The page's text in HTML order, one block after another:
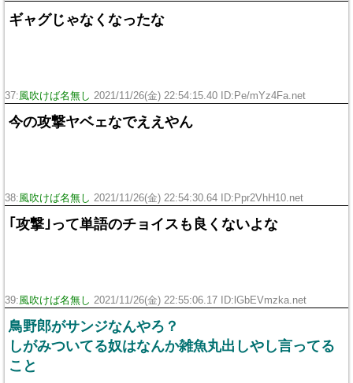
ギャグじゃなくなったな
37:風吹けば名無し 2021/11/26(金) 22:54:15.40 ID:Pe/mYz4Fa.net
今の攻撃ヤベェなでええやん
38:風吹けば名無し 2021/11/26(金) 22:54:30.64 ID:Ppr2VhH10.net
｢攻撃｣って単語のチョイスも良くないよな
39:風吹けば名無し 2021/11/26(金) 22:55:06.17 ID:lGbEVmzka.net
鳥野郎がサンジなんやろ？
しがみついてる奴はなんか雑魚丸出しやし言ってる
こと